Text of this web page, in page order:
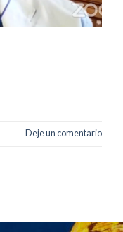
Deje un comentario